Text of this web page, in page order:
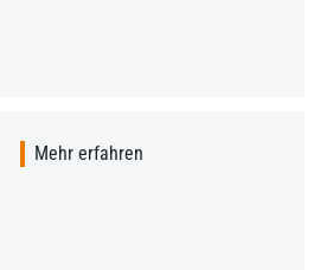
Mehr erfahren